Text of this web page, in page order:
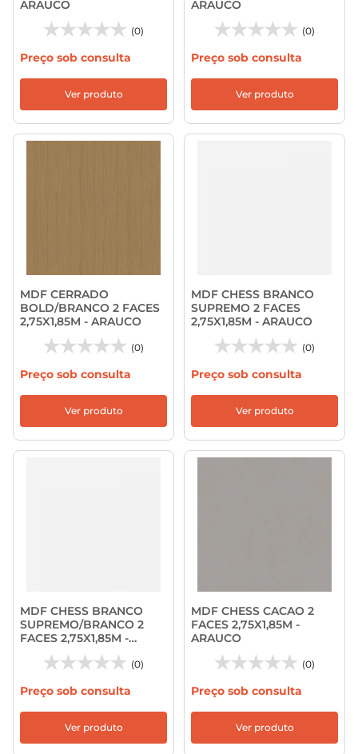
ARAUCO
(0)
Preço sob consulta
Ver produto
ARAUCO
(0)
Preço sob consulta
Ver produto
MDF CERRADO
BOLD/BRANCO 2 FACES
2,75X1,85M - ARAUCO
(0)
Preço sob consulta
Ver produto
MDF CHESS BRANCO
SUPREMO 2 FACES
2,75X1,85M - ARAUCO
(0)
Preço sob consulta
Ver produto
MDF CHESS BRANCO
SUPREMO/BRANCO 2
FACES 2,75X1,85M -
ARAUCO
(0)
Preço sob consulta
Ver produto
MDF CHESS CACAO 2
FACES 2,75X1,85M -
ARAUCO
(0)
Preço sob consulta
Ver produto